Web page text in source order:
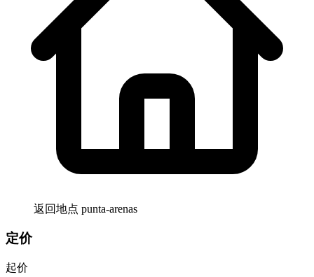
返回地点 punta-arenas
定价
起价